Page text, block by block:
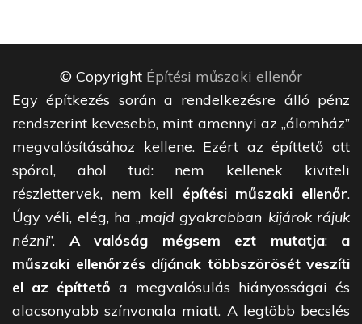
© Copyright Építési műszaki ellenőr
Egy építkezés során a rendelkezésre álló pénz
rendszerint kevesebb, mint amennyi az „álomház”
megvalósításához kellene. Ezért az építtető ott
spórol, ahol tud: nem kellenek kiviteli
részlettervek, nem kell építési műszaki ellenőr.
Úgy véli, elég, ha „majd gyakrabban kijárok rájuk
nézni”. A valóság mégsem ezt mutatja: a
műszaki ellenőrzés díjának többszörösét veszíti
el az építtető a megvalósulás hiányosságai és
alacsonyabb színvonala miatt. A legtöbb becslés